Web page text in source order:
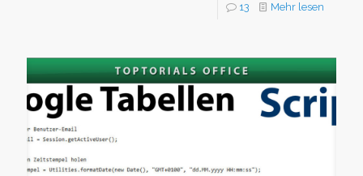
13 Mehr lesen